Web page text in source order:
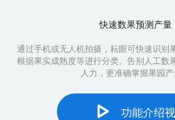
快速数果预测产量
通过手机或无人机拍摄，耘眼可快速识别
根据果实成熟度等进行分类。告别人工数
人力，更准确掌握果园产
功能介绍